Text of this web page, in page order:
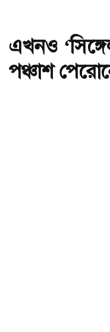
এখনও
পঞ্চাশ